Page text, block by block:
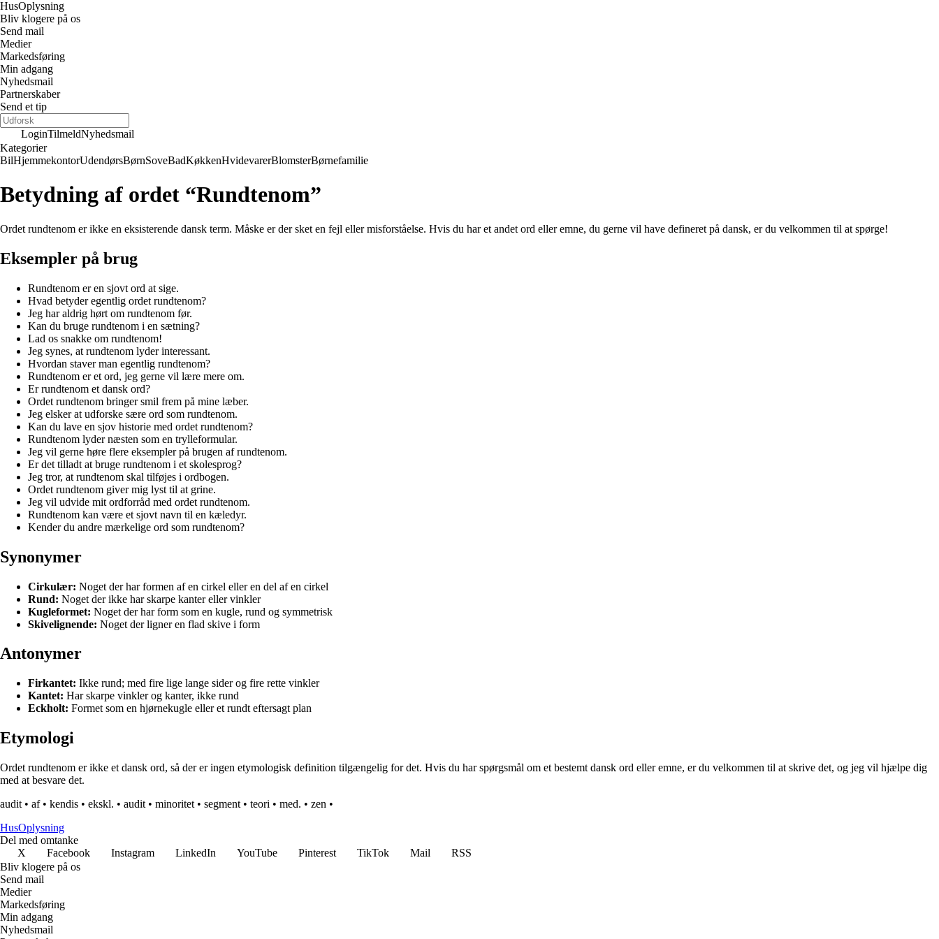
HusOplysning
Bliv klogere på os
Send mail
Medier
Markedsføring
Min adgang
Nyhedsmail
Partnerskaber
Send et tip
LoginTilmeldNyhedsmail
Kategorier
BilHjemmekontorUdendørsBørnSoveBadKøkkenHvidevarerBlomsterBørnefamilie
Betydning af ordet “Rundtenom”
Ordet rundtenom er ikke en eksisterende dansk term. Måske er der sket en fejl eller misforståelse. Hvis du har et andet ord eller emne, du gerne vil have defineret på dansk, er du velkommen til at spørge!
Eksempler på brug
Rundtenom er en sjovt ord at sige.
Hvad betyder egentlig ordet rundtenom?
Jeg har aldrig hørt om rundtenom før.
Kan du bruge rundtenom i en sætning?
Lad os snakke om rundtenom!
Jeg synes, at rundtenom lyder interessant.
Hvordan staver man egentlig rundtenom?
Rundtenom er et ord, jeg gerne vil lære mere om.
Er rundtenom et dansk ord?
Ordet rundtenom bringer smil frem på mine læber.
Jeg elsker at udforske sære ord som rundtenom.
Kan du lave en sjov historie med ordet rundtenom?
Rundtenom lyder næsten som en trylleformular.
Jeg vil gerne høre flere eksempler på brugen af rundtenom.
Er det tilladt at bruge rundtenom i et skolesprog?
Jeg tror, at rundtenom skal tilføjes i ordbogen.
Ordet rundtenom giver mig lyst til at grine.
Jeg vil udvide mit ordforråd med ordet rundtenom.
Rundtenom kan være et sjovt navn til en kæledyr.
Kender du andre mærkelige ord som rundtenom?
Synonymer
Cirkulær: Noget der har formen af en cirkel eller en del af en cirkel
Rund: Noget der ikke har skarpe kanter eller vinkler
Kugleformet: Noget der har form som en kugle, rund og symmetrisk
Skivelignende: Noget der ligner en flad skive i form
Antonymer
Firkantet: Ikke rund; med fire lige lange sider og fire rette vinkler
Kantet: Har skarpe vinkler og kanter, ikke rund
Eckholt: Formet som en hjørnekugle eller et rundt eftersagt plan
Etymologi
Ordet rundtenom er ikke et dansk ord, så der er ingen etymologisk definition tilgængelig for det. Hvis du har spørgsmål om et bestemt dansk ord eller emne, er du velkommen til at skrive det, og jeg vil hjælpe dig
med at besvare det.
audit • af• kendis • ekskl. • audit • minoritet • segment • teori • med. • zen •
HusOplysning
Del med omtanke
X
Facebook Instagram LinkedIn YouTube Pinterest TikTok Mail
RSS
Bliv klogere på os
Send mail
Medier
Markedsføring
Min adgang
Nyhedsmail